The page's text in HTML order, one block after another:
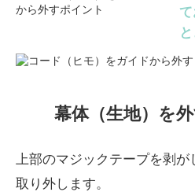
幕体（生地）を
上部のマジックテープを剥
取り外します。